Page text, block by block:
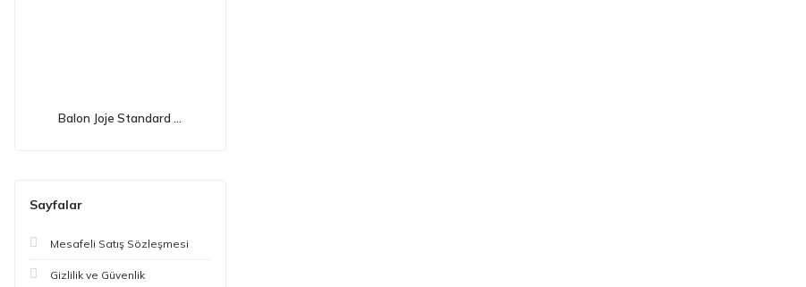
Balon Joje Standard ...
Sayfalar
Mesafeli Satış Sözleşmesi
Gizlilik ve Güvenlik